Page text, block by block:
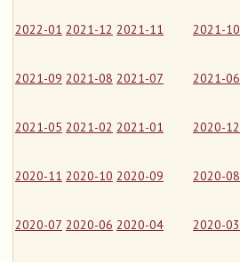
2022-01 2021-12 2021-11 2021-10
2021-09 2021-08 2021-07 2021-06
2021-05 2021-02 2021-01 2020-12
2020-11 2020-10 2020-09 2020-08
2020-07 2020-06 2020-04 2020-03